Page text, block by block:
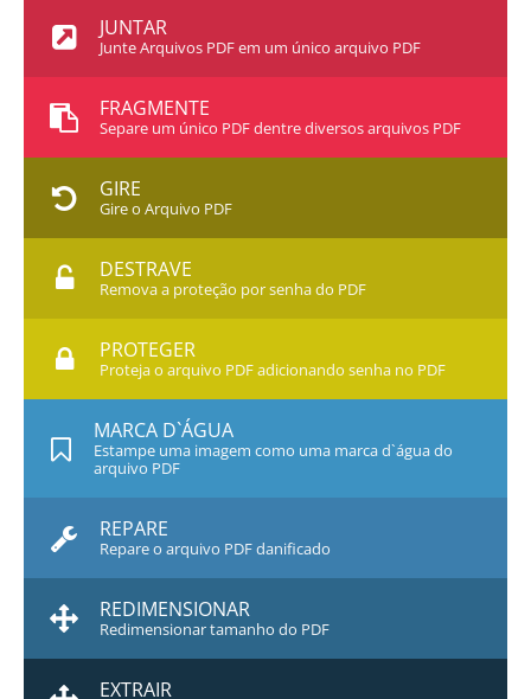
JUNTAR
Junte Arquivos PDF em um único arquivo PDF
FRAGMENTE
Separe um único PDF dentre diversos arquivos PDF
GIRE
Gire o Arquivo PDF
DESTRAVE
Remova a proteção por senha do PDF
PROTEGER
Proteja o arquivo PDF adicionando senha no PDF
MARCA D`ÁGUA
Estampe uma imagem como uma marca d`água do
arquivo PDF
REPARE
Repare o arquivo PDF danificado
REDIMENSIONAR
Redimensionar tamanho do PDF
EXTRAIR